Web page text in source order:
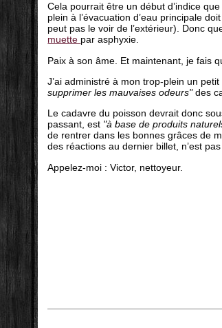
Cela pourrait être un début d’indice
plein à l’évacuation d’eau principale
peut pas le voir de l’extérieur). Donc
muette par asphyxie.
Paix à son âme. Et maintenant, je fais
J’ai administré à mon trop-plein un
supprimer les mauvaises odeurs"des
Le cadavre du poisson devrait donc
passant, est "à base de produits
de rentrer dans les bonnes grâces de
des réactions au dernier billet, n’est
Appelez-moi : Victor, nettoyeur.